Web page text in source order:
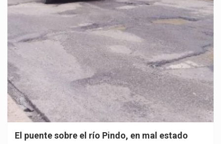
El puente sobre el río Pindo, en mal estado